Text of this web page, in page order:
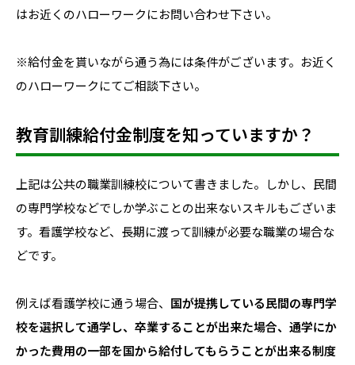
はお近くのハローワークにお問い合わせ下さい。
※給付金を貰いながら通う為には条件がございます。お近く
のハローワークにてご相談下さい。
教育訓練給付金制度を知っていますか？
上記は公共の職業訓練校について書きました。しかし、民間
の専門学校などでしか学ぶことの出来ないスキルもございま
す。看護学校など、長期に渡って訓練が必要な職業の場合な
どです。
例えば看護学校に通う場合、 国が提携している民間の専門学
校を選択して通学し、卒業することが出来た場合、通学にか
かった費用の一部を国から給付してもらうことが出来る制度